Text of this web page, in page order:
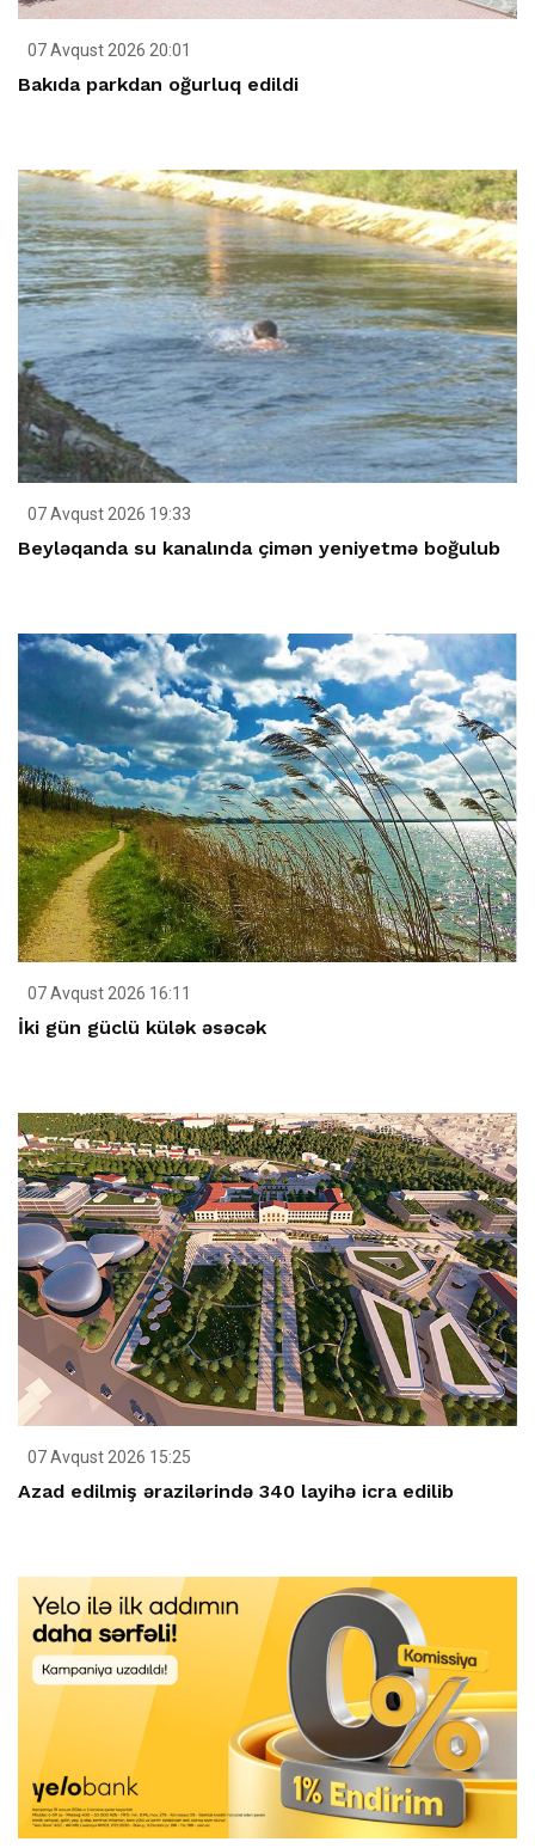
07 Avqust 2026 20:01
Bakıda parkdan oğurluq edildi
07 Avqust 2026 19:33
Beyləqanda su kanalında çimən yeniyetmə boğulub
07 Avqust 2026 16:11
İki gün güclü külək əsəcək
07 Avqust 2026 15:25
Azad edilmiş ərazilərində 340 layihə icra edilib